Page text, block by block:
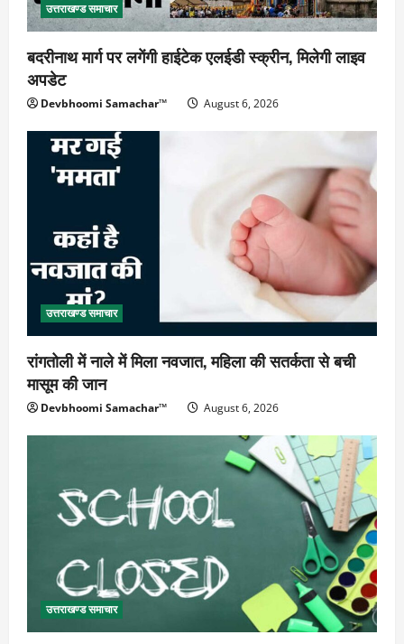
उत्तराखण्ड समाचार
बदरीनाथ मार्ग पर लगेंगी हाईटेक एलईडी स्क्रीन, मिलेगी लाइव
अपडेट
Devbhoomi Samachar™ August 6, 2026
उत्तराखण्ड समाचार
रांगतोली में नाले में मिला नवजात, महिला की सतर्कता से बची
मासूम की जान
Devbhoomi Samachar™ August 6, 2026
उत्तराखण्ड समाचार